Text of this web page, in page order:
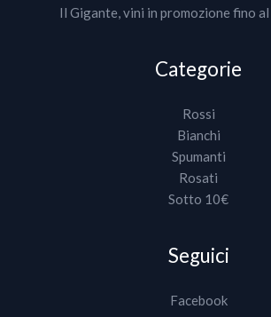
Il Gigante, vini in promozione fino
Categorie
Rossi
Bianchi
Spumanti
Rosati
Sotto 10€
Seguici
Facebook